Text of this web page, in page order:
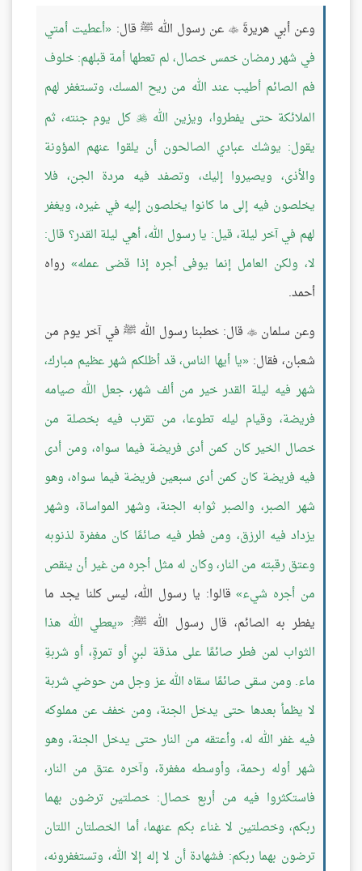
وعن أبي هريرةَ عن رسول الله ﷺ قال: أعطيت أمتي
في شهر رمضان خمس خصال، لم تعطها أمة قبلهم: خلوف
فم الصائم أطيب عند الله من ريح المسك، وتستغفر لهم
الملائكة حتى يفطروا، ويزين الله كل يوم جنته، ثم
يقول: يوشك عبادي الصالحون أن يلقوا عنهم المؤونة
والأذى، ويصيروا إليك، وتصفد فيه مردة الجن، فلا
يخلصون فيه إلى ما كانوا يخلصون إليه في غيره، ويغفر
لهم في آخر ليلة، قيل: يا رسول الله، أهي ليلة القدر؟ قال:
لا، ولكن العامل إنما يوفى أجره إذا قضى عمله
رواه
أحمد.
وعن سلمان  قال: خطبنا رسول الله ﷺ في آخر يوم من
شعبان، فقال: يا أيها الناس، قد أظلكم شهر عظيم مبارك،
شهر فيه ليلة القدر خير من ألف شهر، جعل الله صيامه
فريضة، وقيام ليله تطوعا، من تقرب فيه بخصلة من
خصال الخير كان كمن أدى فريضة فيما سواه، ومن أدى
فيه فريضة كان كمن أدى سبعين فريضة فيما سواه، وهو
شهر الصبر، والصبر ثوابه الجنة، وشهر المواساة، وشهر
يزداد فيه الرزق، ومن فطر فيه صائمًا كان مغفرة لذنوبه
وعتق رقبته من النار، وكان له مثل أجره من غير أن ينقص
من أجره شيء قالوا: يا رسول الله، ليس كلنا يجد ما
يفطر به الصائم، قال رسول الله ﷺ:
يعطي الله هذا
الثواب لمن فطر صائمًا على مذقة لبنٍ أو تمرةٍ، أو شربةِ
ماء. ومن سقى صائمًا سقاه الله عز وجل من حوضي شربة
لا يظمأ بعدها حتى يدخل الجنة، ومن خفف عن مملوكه
فيه غفر الله له، وأعتقه من النار حتى يدخل الجنة، وهو
شهر أوله رحمة، وأوسطه مغفرة، وآخره عتق من النار،
فاستكثروا فيه من أربع خصال: خصلتين ترضون بهما
ربكم، وخصلتين لا غناء بكم عنهما، أما الخصلتان اللتان
ترضون بهما ربكم: فشهادة أن لا إله إلا الله، وتستغفرونه،